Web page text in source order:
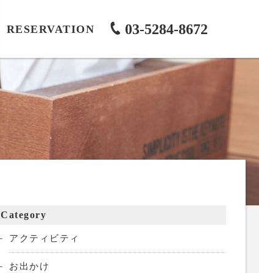
RESERVATION 03-5284-8672
Category
アクティビティ
お出かけ